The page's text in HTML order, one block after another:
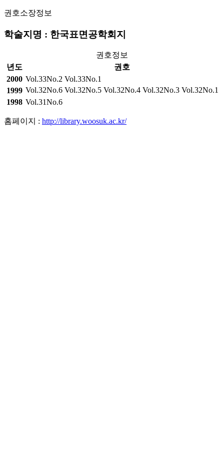
권호소장정보
학술지명 : 한국표면공학회지
권호정보
년도
권호
2000 Vol.33No.2 Vol.33No.1
1999 Vol.32No.6 Vol.32No.5 Vol.32No.4 Vol.32No.3 Vol.32No.1
1998 Vol.31No.6
홈페이지 : http://library.woosuk.ac.kr/